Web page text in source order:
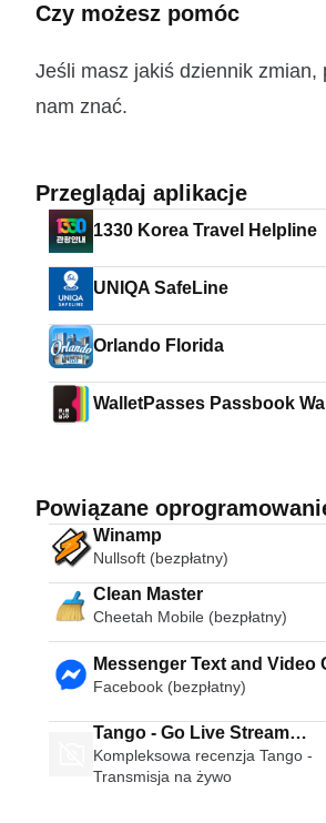
Czy możesz pomóc
Jeśli masz jakiś dziennik
nam znać.
Przeglądaj aplikacje
1330 Korea Travel Helpline
UNIQA SafeLine
Orlando Florida
WalletPasses Passbook
Powiązane
Winamp
Nullsoft (bezpłatny)
Clean Master
Cheetah Mobile (bezpłatny)
Messenger Text and Video Chat
for Free
Facebook (bezpłatny)
Tango - Go Live Stream
Broadcast Live Video Chat
Kompleksowa recenzja Tango -
Transmisja na żywo